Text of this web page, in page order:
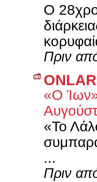
Ο
Πριν
«Ο Ίων»
«Το
...
Πριν